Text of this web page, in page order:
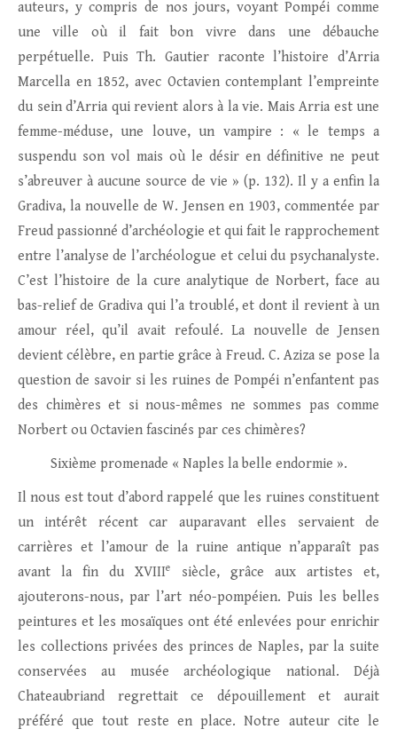
auteurs, y compris de nos jours, voyant Pompéi comme
une ville où il fait bon vivre dans une débauche
perpétuelle. Puis Th. Gautier raconte l’histoire d’Arria
Marcella en 1852, avec Octavien contemplant l’empreinte
du sein d’Arria qui revient alors à la vie. Mais Arria est une
femme-méduse, une louve, un vampire : « le temps a
suspendu son vol mais où le désir en définitive ne peut
s’abreuver à aucune source de vie » (p. 132). Il y a enfin la
Gradiva, la nouvelle de W. Jensen en 1903, commentée par
Freud passionné d’archéologie et qui fait le rapprochement
entre l’analyse de l’archéologue et celui du psychanalyste.
C’est l’histoire de la cure analytique de Norbert, face au
bas-relief de Gradiva qui l’a troublé, et dont il revient à un
amour réel, qu’il avait refoulé. La nouvelle de Jensen
devient célèbre, en partie grâce à Freud. C. Aziza se pose la
question de savoir si les ruines de Pompéi n’enfantent pas
des chimères et si nous-mêmes ne sommes pas comme
Norbert ou Octavien fascinés par ces chimères?
Sixième promenade « Naples la belle endormie ».
Il nous est tout d’abord rappelé que les ruines constituent
un intérêt récent car auparavant elles servaient de
carrières et l’amour de la ruine antique n’apparaît pas
avant la fin du XVIIIe
siècle, grâce aux artistes et,
ajouterons-nous, par l’art néo-pompéien. Puis les belles
peintures et les mosaïques ont été enlevées pour enrichir
les collections privées des princes de Naples, par la suite
conservées au musée archéologique national. Déjà
Chateaubriand regrettait ce dépouillement et aurait
préféré que tout reste en place. Notre auteur cite le